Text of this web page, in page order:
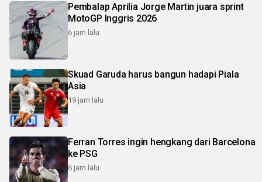
Pembalap Aprilia Jorge Martin juara sprint
MotoGP Inggris 2026
6 jam lalu
Skuad Garuda harus bangun hadapi Piala
Asia
19 jam lalu
Ferran Torres ingin hengkang dari Barcelona
ke PSG
6 jam lalu